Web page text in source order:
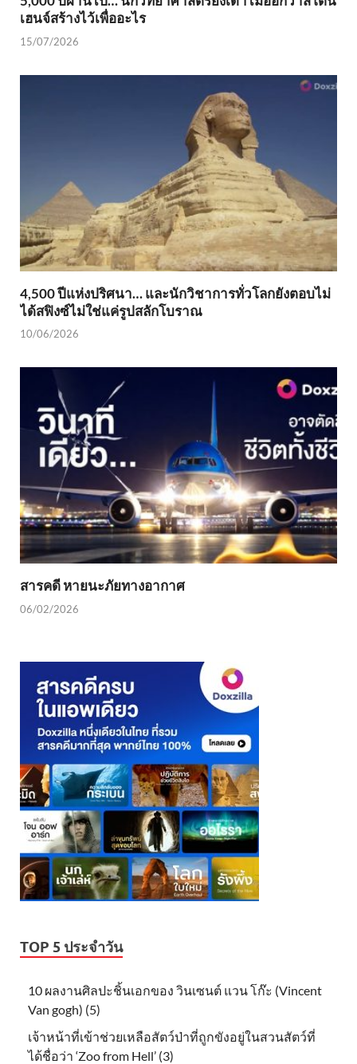
เฮนจ์สร้างไว้เพื่ออะไร
15/07/2026
4,500 ปีแห่งปริศนา… และนักวิชาการทั่วโลกยังตอบไม่
ได้สฟิงซ์ไม่ใช่แค่รูปสลักโบราณ
10/06/2026
สารคดี หายนะภัยทางอากาศ
06/02/2026
TOP 5 ประจำวัน
10 ผลงานศิลปะชิ้นเอกของ วินเซนต์ แวน โก๊ะ (Vincent
Van gogh) (5)
เจ้าหน้าที่เข้าช่วยเหลือสัตว์ป่าที่ถูกขังอยู่ในสวนสัตว์ที่
ได้ชื่อว่า ‘Zoo from Hell’ (3)